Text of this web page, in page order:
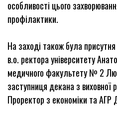
особливості цього
профілактики.
На заході також була
в.о. ректора університету
медичного факультету № 2
заступниця декана з виховної
Проректор з економіки та